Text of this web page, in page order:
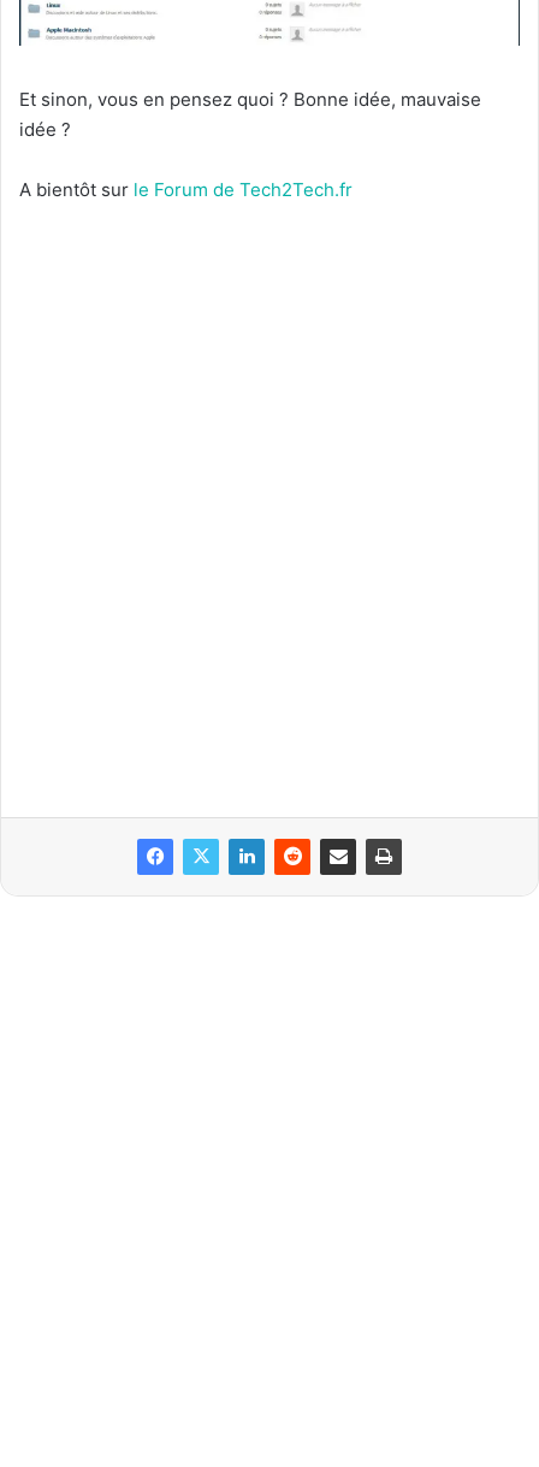
Et sinon, vous en pensez quoi ? Bonne idée, mauvaise
idée ?
A bientôt sur le Forum de Tech2Tech.fr